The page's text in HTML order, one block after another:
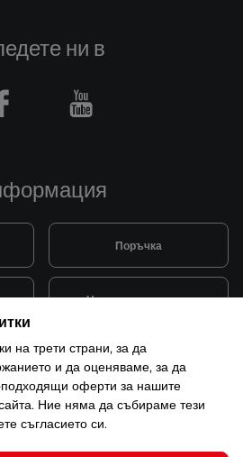
Поръчка
Начини на плащане
Монтаж и поддръжка
ни в
Facebook Youtube
на трети страни, за да
и да оценяваме, за да
оферти за нашите
Ние няма да събираме тези
съгласието си.